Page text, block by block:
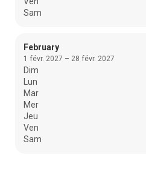
Sam
February
1 févr. 2027 – 28 févr. 2027
Dim
Lun
Mar
Mer
Jeu
Ven
Sam